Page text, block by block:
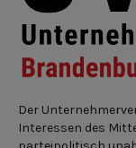
Der
Interessen des